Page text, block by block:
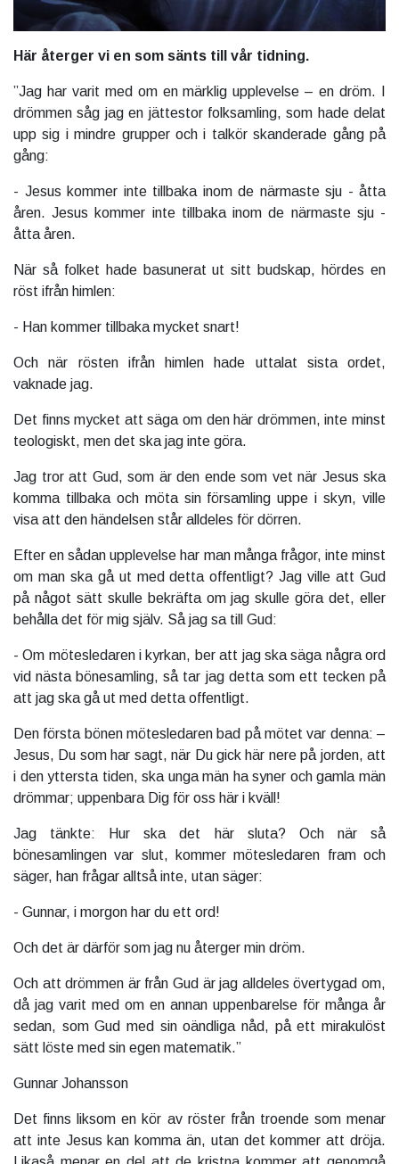
Här återger vi en som sänts till vår tidning.
”Jag har varit med om en märklig upplevelse – en dröm. I
drömmen såg jag en jättestor folksamling, som hade delat
upp sig i mindre grupper och i talkör skanderade gång på
gång:
- Jesus kommer inte tillbaka inom de närmaste sju - åtta
åren. Jesus kommer inte tillbaka inom de närmaste sju -
åtta åren.
När så folket hade basunerat ut sitt budskap, hördes en
röst ifrån himlen:
- Han kommer tillbaka mycket snart!
Och när rösten ifrån himlen hade uttalat sista ordet,
vaknade jag.
Det finns mycket att säga om den här drömmen, inte minst
teologiskt, men det ska jag inte göra.
Jag tror att Gud, som är den ende som vet när Jesus ska
komma tillbaka och möta sin församling uppe i skyn, ville
visa att den händelsen står alldeles för dörren.
Efter en sådan upplevelse har man många frågor, inte minst
om man ska gå ut med detta offentligt? Jag ville att Gud
på något sätt skulle bekräfta om jag skulle göra det, eller
behålla det för mig själv. Så jag sa till Gud:
- Om mötesledaren i kyrkan, ber att jag ska säga några ord
vid nästa bönesamling, så tar jag detta som ett tecken på
att jag ska gå ut med detta offentligt.
Den första bönen mötesledaren bad på mötet var denna: –
Jesus, Du som har sagt, när Du gick här nere på jorden, att
i den yttersta tiden, ska unga män ha syner och gamla män
drömmar; uppenbara Dig för oss här i kväll!
Jag tänkte: Hur ska det här sluta? Och när så
bönesamlingen var slut, kommer mötesledaren fram och
säger, han frågar alltså inte, utan säger:
- Gunnar, i morgon har du ett ord!
Och det är därför som jag nu återger min dröm.
Och att drömmen är från Gud är jag alldeles övertygad om,
då jag varit med om en annan uppenbarelse för många år
sedan, som Gud med sin oändliga nåd, på ett mirakulöst
sätt löste med sin egen matematik.”
Gunnar Johansson
Det finns liksom en kör av röster från troende som menar
att inte Jesus kan komma än, utan det kommer att dröja.